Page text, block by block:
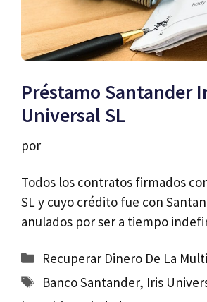
Préstamo Santander
Universal SL
por
Todos los contratos firmados
SL y cuyo crédito fue con
anulados por ser a tiempo
Categorías
Recuperar Dinero De La
Etiquetas
Banco Santander, Iris